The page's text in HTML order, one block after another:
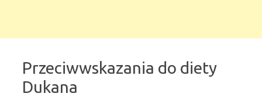
Przeciwwskazania do diety
Dukana